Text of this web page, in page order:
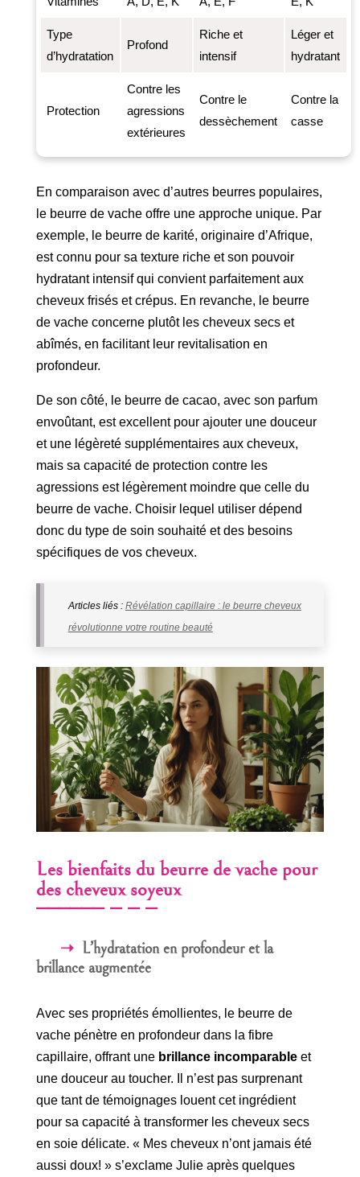
Type
d’hydratation
Profond
Riche et
intensif
Léger et
hydratant
Protection
Contre les
agressions
extérieures
Contre le
dessèchement
Contre la
casse
En comparaison avec d’autres beurres populaires,
le beurre de vache offre une approche unique. Par
exemple, le beurre de karité, originaire d’Afrique,
est connu pour sa texture riche et son pouvoir
hydratant intensif qui convient parfaitement aux
cheveux frisés et crépus. En revanche, le beurre
de vache concerne plutôt les cheveux secs et
abîmés, en facilitant leur revitalisation en
profondeur.
De son côté, le beurre de cacao, avec son parfum
envoûtant, est excellent pour ajouter une douceur
et une légèreté supplémentaires aux cheveux,
mais sa capacité de protection contre les
agressions est légèrement moindre que celle du
beurre de vache. Choisir lequel utiliser dépend
donc du type de soin souhaité et des besoins
spécifiques de vos cheveux.
Articles liés : Révélation capillaire : le beurre cheveux
révolutionne votre routine beauté
Les bienfaits du beurre de vache pour
des cheveux soyeux
L’hydratation en profondeur et la
brillance augmentée
Avec ses propriétés émollientes, le beurre de
vache pénètre en profondeur dans la fibre
capillaire, offrant une brillance incomparableet
une douceur au toucher. Il n’est pas surprenant
que tant de témoignages louent cet ingrédient
pour sa capacité à transformer les cheveux secs
en soie délicate. « Mes cheveux n’ont jamais été
aussi doux! » s’exclame Julie après quelques